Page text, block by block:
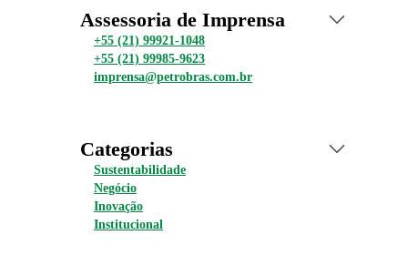
Assessoria de Imprensa
+55 (21) 99921-1048
+55 (21) 99985-9623
imprensa@petrobras.com.br
Categorias
Sustentabilidade
Negócio
Inovação
Institucional